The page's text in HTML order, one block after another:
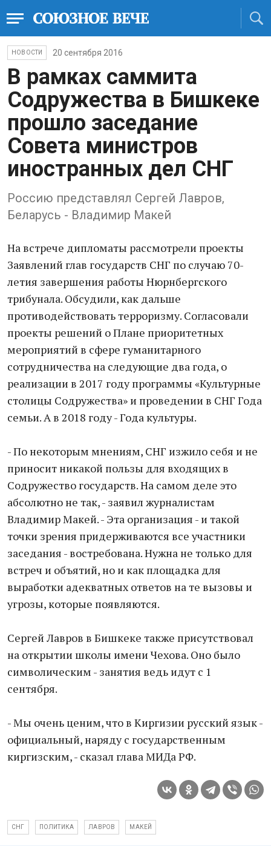
НОВОСТИ 20 сентября 2016
В рамках саммита
Содружества в Бишкеке
прошло заседание
Совета министров
иностранных дел СНГ
Россию представлял Сергей Лавров,
Беларусь - Владимир Макей
На встрече дипломаты рассмотрели проекты
Заявлений глав государств СНГ по случаю 70-
летия завершения работы Нюрнбергского
трибунала. Обсудили, как дальше
противодействовать терроризму. Согласовали
проекты решений о Плане приоритетных
мероприятий в сфере гуманитарного
сотрудничества на следующие два года, о
реализации в 2017 году программы «Культурные
столицы Содружества» и проведении в СНГ Года
семьи. А в 2018 году - Года культуры.
- По некоторым мнениям, СНГ изжило себя и не
приносит никакой пользы для входящих в
Содружество государств. На самом деле это
абсолютно не так, - заявил журналистам
Владимир Макей. - Эта организация - и такой
точки зрения придерживаются все участники
заседания - востребована. Нужна не только для
встреч и объятий, но и как площадка для
выработки адекватных ответов на те вызовы и
угрозы, которые появляются.
Сергей Лавров в Бишкеке также присутствовал
на открытии школы имени Чехова. Оно было
символическим - занятия ведь идут с 1
сентября.
- Мы очень ценим, что в Киргизии русский язык -
официальный, наряду с государственным
киргизским, - сказал глава МИДа РФ.
СНГ ПОЛИТИКА ЛАВРОВ МАКЕЙ